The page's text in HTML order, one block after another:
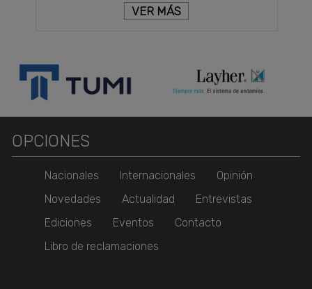
VER MÁS
OPCIONES
Nacionales Internacionales
Opinión
Novedades
Actualidad
Entrevistas
Ediciones
Eventos
Contacto
Libro de reclamaciones